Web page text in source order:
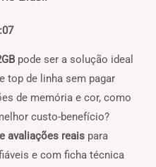
pode ser a solução ideal
top de linha sem pagar
de memória e cor, como
custo-benefício?
avaliações reais para
e com ficha técnica